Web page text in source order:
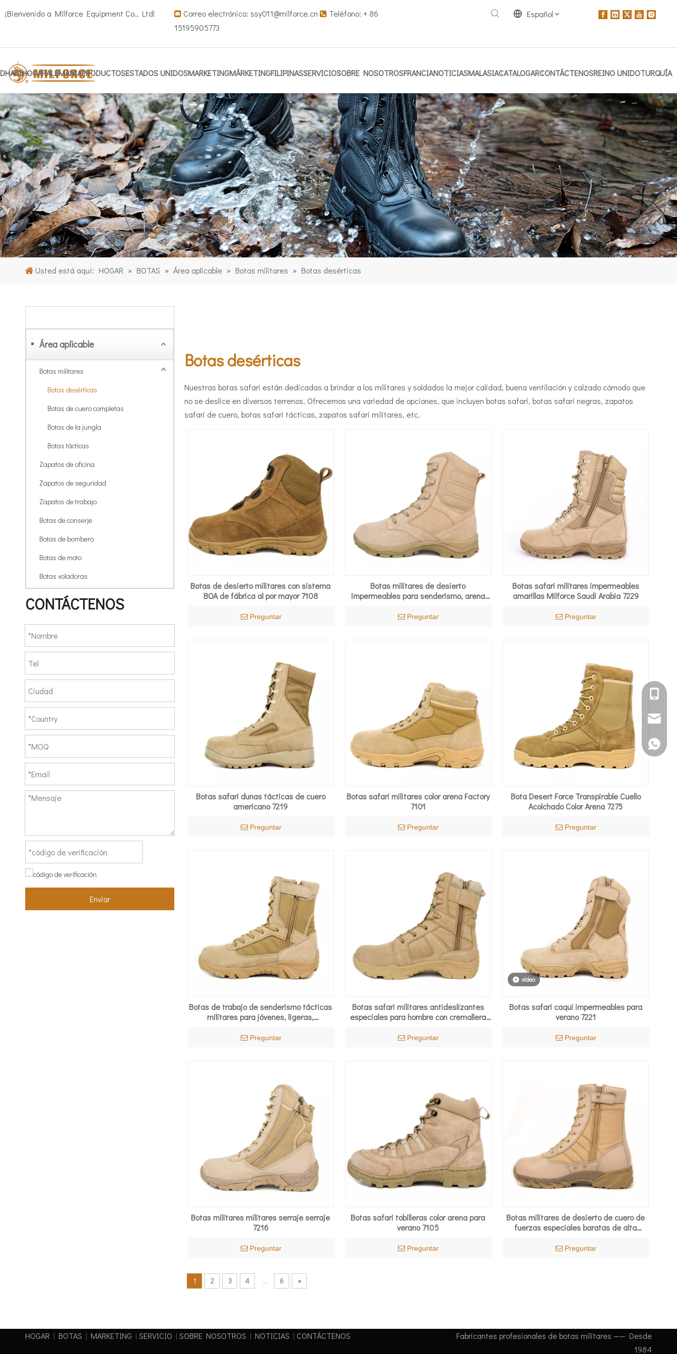
¡Bienvenido a Milforce Equipment Co., Ltd!  Correo electrónico: ssy011@milforce.cn  Teléfono: + 86
15195905773
Español
HOGARALEMANIAPRODUCTOSESTADOS UNIDOSMARKETINGMÁRKETINGFILIPINASSERVICIOSOBRE NOSOTROSFRANCIANOTICIASMALASIACATALOGARCONTÁCTENOSREINO UNIDOTURQUÍA
Usted está aquí: HOGAR » BOTAS » Área aplicable » Botas militares » Botas desérticas
Área aplicable
Botas militares
Botas desérticas
Botas de cuero completas
Botas de la jungla
Botas tácticas
Zapatos de oficina
Zapatos de seguridad
Zapatos de trabajo
Botas de conserje
Botas de bombero
Botas de moto
Botas voladoras
CONTÁCTENOS
Enviar
Botas desérticas
Nuestras botas safari están dedicadas a brindar a los militares y soldados la mejor calidad, buena ventilación y calzado cómodo que
no se deslice en diversos terrenos. Ofrecemos una variedad de opciones, que incluyen botas safari, botas safari negras, zapatos
safari de cuero, botas safari tácticas, zapatos safari militares, etc.
Botas de desierto militares con sistema
BOA de fábrica al por mayor 7108
Preguntar
Botas militares de desierto
impermeables para senderismo, arena
Preguntar
Botas safari militares impermeables
amarillas Milforce Saudi Arabia 7229
Preguntar
Botas safari dunas tácticas de cuero
americano 7219
Preguntar
Botas safari militares color arena Factory
7101
Preguntar
Bota Desert Force Transpirable Cuello
Acolchado Color Arena 7275
Preguntar
Botas de trabajo de senderismo tácticas
militares para jóvenes, ligeras,
desierto
Preguntar
Botas safari militares antideslizantes
especiales para hombre con cremallera
Preguntar
vídeo
Botas safari caqui impermeables para
verano 7221
Preguntar
Botas militares militares serraje serraje
7216
Preguntar
Botas safari tobilleras color arena para
verano 7105
Preguntar
Botas militares de desierto de cuero de
fuerzas especiales baratas de alta
Preguntar
1 2 3 4 ... 6 »
+86
+86
HOGAR | BOTAS | MARKETING | SERVICIO | SOBRE NOSOTROS | NOTICIAS | CONTÁCTENOS
Fabricantes profesionales de botas militares —— Desde
1984